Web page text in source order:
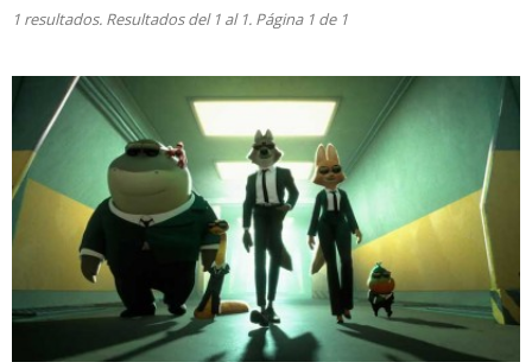
1 resultados. Resultados del 1 al 1. Página 1 de 1